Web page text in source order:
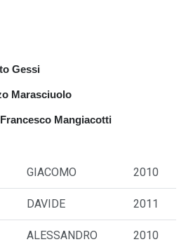
Gessi
Marasciuolo
Mangiacotti
GIACOMO 2010
DAVIDE 2011
ALESSANDRO 2010